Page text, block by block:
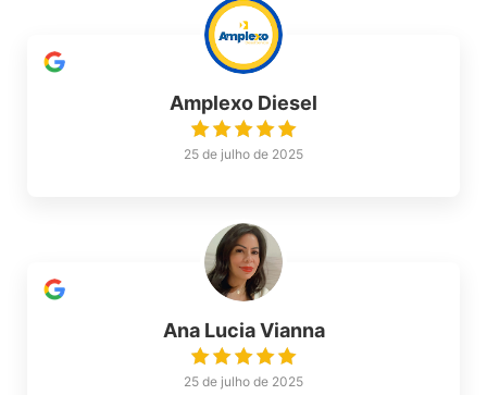
Amplexo Diesel
25 de julho de 2025
Ana Lucia Vianna
25 de julho de 2025